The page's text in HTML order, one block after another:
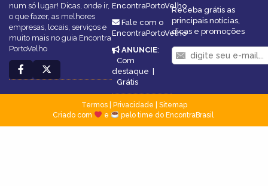
num só lugar! Dicas, onde ir,
o que fazer, as melhores
empresas, locais, serviços e
muito mais no guia Encontra
PortoVelho
EncontraPortoVelho
Fale com o
EncontraPortoVelho
ANUNCIE:
Com
destaque |
Grátis
Receba grátis as
principais notícias,
dicas e promoções
Termos| Privacidade
Sitemap
Criado com
e pelo time do EncontraBrasil